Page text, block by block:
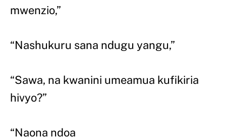
mwenzio,”
“Nashukuru sana ndugu yangu,”
“Sawa, na kwanini umeamua kufikiria
hivyo?”
“Naona ndoa